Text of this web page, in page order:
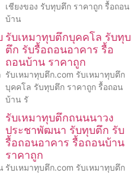
เชียงของ รับทุบตึก ราคาถูก รื้อถอน
บ้าน
รับเหมาทุบตึกบุคคโล รับทุบ
ตึก รับรื้อถอนอาคาร รื้อ
ถอนบ้าน ราคาถูก
รับเหมาทุบตึก.com รับเหมาทุบตึก
บุคคโล รับทุบตึก ราคาถูก รื้อถอน
บ้าน รั
รับเหมาทุบตึกถนนนาวง
ประชาพัฒนา รับทุบตึก รับ
รื้อถอนอาคาร รื้อถอนบ้าน
ราคาถูก
รับเหมาทุบตึก.com รับเหมาทุบตึก